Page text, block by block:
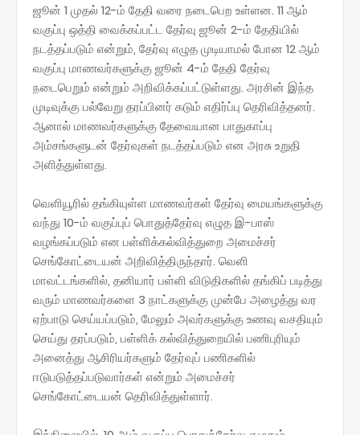
ஜூன் 1 முதல் 12-ம் தேதி வரை நடைபெற உள்ளன. 11 ஆம்
வகுப்பு ஒத்தி வைக்கப்பட்ட தேர்வு ஜூன் 2-ம் தேதியில்
நடத்தப்படும் என்றும், தேர்வு எழுத முடியாமல் போன 12 ஆம்
வகுப்பு மாணவர்களுக்கு ஜூன் 4-ம் தேதி தேர்வு
நடைபெறும் என்றும் அறிவிக்கப்பட்டுள்ளது. அரசின் இந்த
முடிவுக்கு பல்வேறு தரப்பினர் கடும் எதிர்ப்பு தெரிவித்தனர்.
ஆனால் மாணவர்களுக்கு தேவையான பாதுகாப்பு
அம்சங்களுடன் தேர்வுகள் நடத்தப்படும் என அரசு உறுதி
அளித்துள்ளது.
வெளியூரில் தங்கியுள்ள மாணவர்கள் தேர்வு மையங்களுக்கு
வந்து 10-ம் வகுப்புப் பொதுத்தேர்வு எழுத இ-பாஸ்
வழங்கப்படும் என பள்ளிக்கல்வித்துறை அமைச்சர்
செங்கோட்டையன் அறிவித்திருந்தார். வெளி
மாவட்டங்களில், தனியார் பள்ளி விடுதிகளில் தங்கிப் படித்து
வரும் மாணவர்களை 3 நாட்களுக்கு முன்பே அழைத்து வர
ஏற்பாடு செய்யப்படும், மேலும் அவர்களுக்கு உணவு வசதியும்
செய்து தரப்படும், பள்ளிக் கல்வித்துறையில் பணிபுரியும்
அனைத்து ஆசிரியர்களும் தேர்வுப் பணிகளில்
ஈடுபடுத்தப்படுவார்கள் என்றும் அமைச்சர்
செங்கோட்டையன் தெரிவித்துள்ளார்.